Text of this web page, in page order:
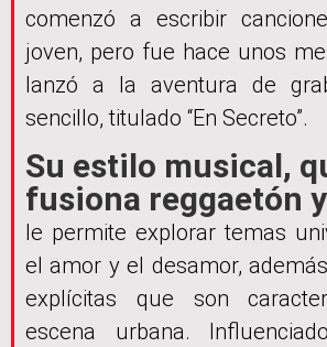
comenzó a escribir
joven, pero fue hace unos
lanzó a la aventura de
sencillo, titulado “En Secreto”.
Su estilo musical,
fusiona reggaetón
le permite explorar temas
el amor y el desamor,
explícitas que son
escena urbana.